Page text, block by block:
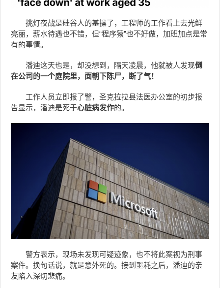
挑灯夜战是硅谷人的基操了，工程师的工作看上去光鲜
亮丽，薪水待遇也不错，但“程序猿”也不好做，加班加点是常
有的事情。
潘迪这天也是，却没想到，隔天凌晨，他就被人发现倒
在公司的一个庭院里，面朝下陈尸，断了气！
工作人员立即报了警，圣克拉拉县法医办公室的初步报
告显示，潘迪是死于心脏病发作的。
警方表示，现场未发现可疑迹象，也不将此案视为刑事
案件。换句话说，就是意外死的。接到噩耗之后，潘迪的亲
友陷入深切悲痛。